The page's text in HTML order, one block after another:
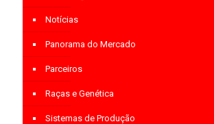
Notícias
Panorama do Mercado
Parceiros
Raças e Genética
Sistemas de Produção